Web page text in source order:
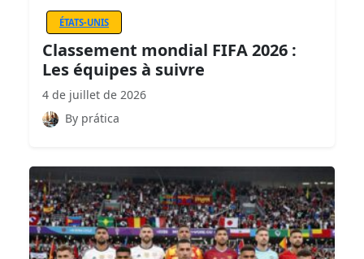
ÉTATS-UNIS
Classement mondial FIFA 2026 :
Les équipes à suivre
4 de juillet de 2026
By prática